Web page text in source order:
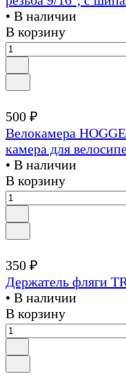
• В наличии
В корзину
500 ₽
Велокамера
камера для
• В наличии
В корзину
350 ₽
Держатель фляги
• В наличии
В корзину